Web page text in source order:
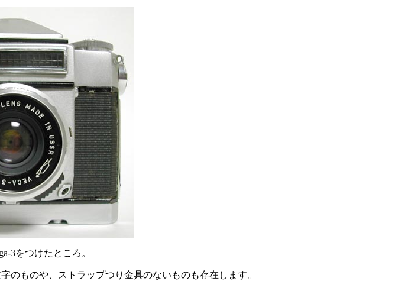
3をつけたところ。
ものや、ストラップつり金具のないものも存在します。